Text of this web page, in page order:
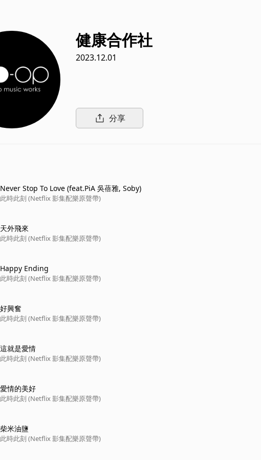
健康合作社
2023.12.01
分享
Never Stop To Love (feat.PiA 吳蓓雅, Soby)
此時此刻 (Netflix 影集配樂原聲帶)
天外飛來
此時此刻 (Netflix 影集配樂原聲帶)
Happy Ending
此時此刻 (Netflix 影集配樂原聲帶)
好興奮
此時此刻 (Netflix 影集配樂原聲帶)
這就是愛情
此時此刻 (Netflix 影集配樂原聲帶)
愛情的美好
此時此刻 (Netflix 影集配樂原聲帶)
柴米油鹽
此時此刻 (Netflix 影集配樂原聲帶)